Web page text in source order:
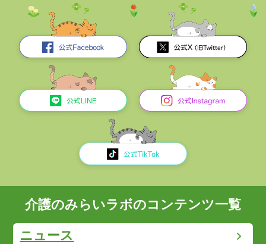
介護のみらいラボのコンテンツ一覧
ニュース